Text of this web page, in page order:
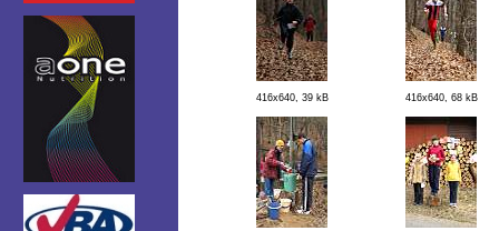
416x640, 39 kB 416x640, 68 kB